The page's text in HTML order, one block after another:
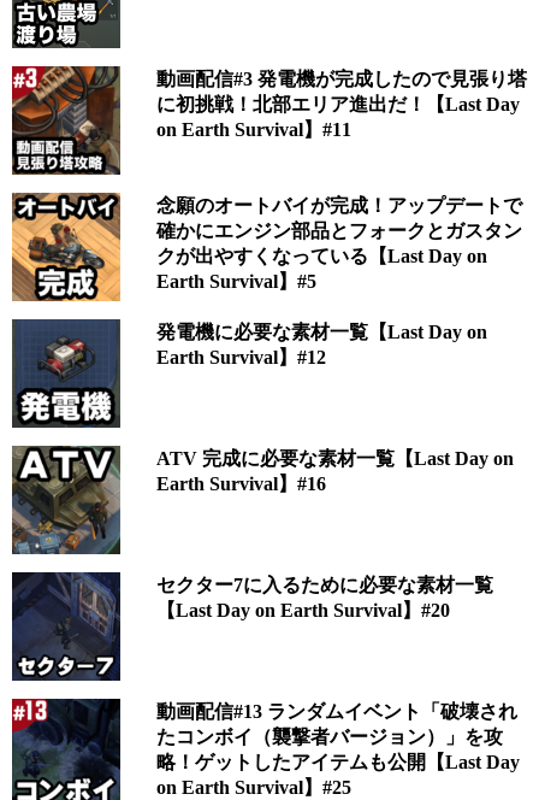
動画配信#3 発電機が完成したので見張り塔
に初挑戦！北部エリア進出だ！【Last Day
on Earth Survival】#11
念願のオートバイが完成！アップデートで
確かにエンジン部品とフォークとガスタン
クが出やすくなっている【Last Day on
Earth Survival】#5
発電機に必要な素材一覧【Last Day on
Earth Survival】#12
ATV 完成に必要な素材一覧【Last Day on
Earth Survival】#16
セクター7に入るために必要な素材一覧
【Last Day on Earth Survival】#20
動画配信#13 ランダムイベント「破壊され
たコンボイ（襲撃者バージョン）」を攻
略！ゲットしたアイテムも公開【Last Day
on Earth Survival】#25